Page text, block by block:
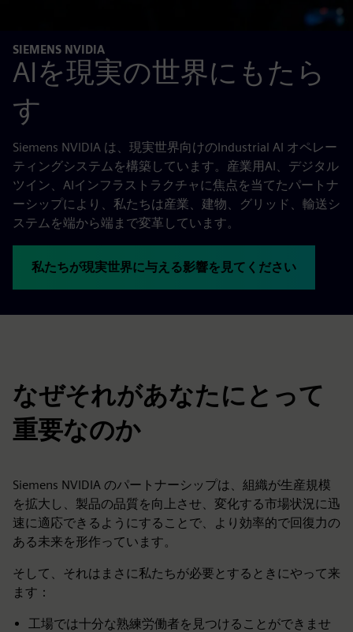
SIEMENS NVIDIA
AIを現実の世界にもたら
す
Siemens NVIDIA は、現実世界向けのIndustrial AI オペレー
ティングシステムを構築しています。産業用AI、デジタル
ツイン、AIインフラストラクチャに焦点を当てたパートナ
ーシップにより、私たちは産業、建物、グリッド、輸送シ
ステムを端から端まで変革しています。
私たちが現実世界に与える影響を見てください
なぜそれがあなたにとって
重要なのか
Siemens NVIDIA のパートナーシップは、組織が生産規模
を拡大し、製品の品質を向上させ、変化する市場状況に迅
速に適応できるようにすることで、より効率的で回復力の
ある未来を形作っています。
そして、それはまさに私たちが必要とするときにやって来
ます：
工場では十分な熟練労働者を見つけることができませ